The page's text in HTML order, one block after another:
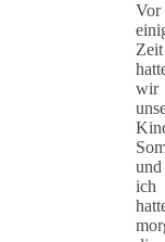
Vor
Zeit
wir
und
ich